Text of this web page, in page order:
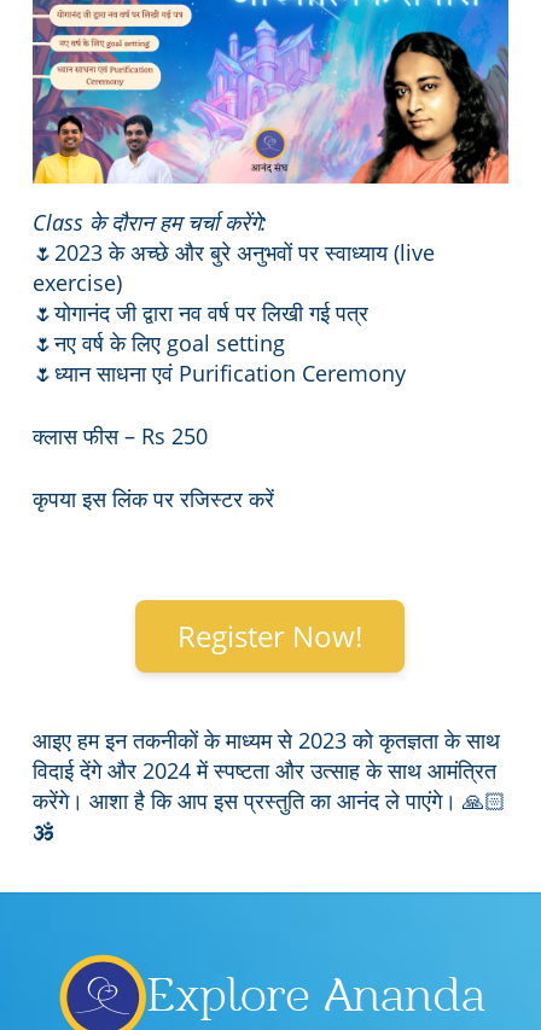
Class के दौरान हम चर्चा करेंगे:
🌷2023 के अच्छे और बुरे अनुभवों पर स्वाध्याय (live
exercise)
🌷योगानंद जी द्वारा नव वर्ष पर लिखी गई पत्र
🌷नए वर्ष के लिए goal setting
🌷ध्यान साधना एवं Purification Ceremony
क्लास फीस – Rs 250
कृपया इस लिंक पर रजिस्टर करें
Register Now!
आइए हम इन तकनीकों के माध्यम से 2023 को कृतज्ञता के साथ
विदाई देंगे और 2024 में स्पष्टता और उत्साह के साथ आमंत्रित
करेंगे। आशा है कि आप इस प्रस्तुति का आनंद ले पाएंगे। 🙏🏻
🕉️
Explore Ananda